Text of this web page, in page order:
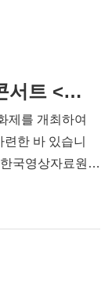
경기도박물관 첫번째 토크콘서트 <기억의 조각을 잇다>
제를 개최하여
한 바 있습니
국영상자료원과
자 합니다.